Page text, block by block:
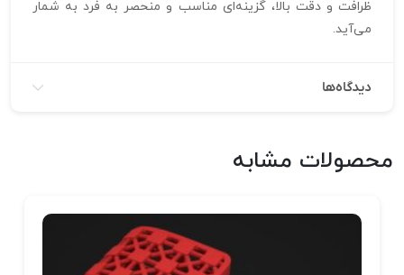
ظرافت و دقت بالا، گزینه‌ای مناسب و منحصر به فرد به شمار
می‌آید.
دیدگاه‌ها
محصولات مشابه